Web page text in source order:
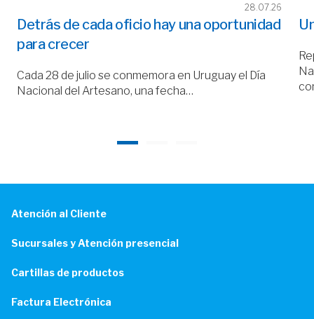
28.07.26
Detrás de cada oficio hay una oportunidad
para crecer
Cada 28 de julio se conmemora en Uruguay el Día
Nacional del Artesano, una fecha…
Atención al Cliente
Sucursales y Atención presencial
Cartillas de productos
Factura Electrónica